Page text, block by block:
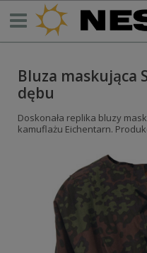
Bluza maskująca
dębu
Doskonała replika bluzy
kamuflażu Eichentarn.